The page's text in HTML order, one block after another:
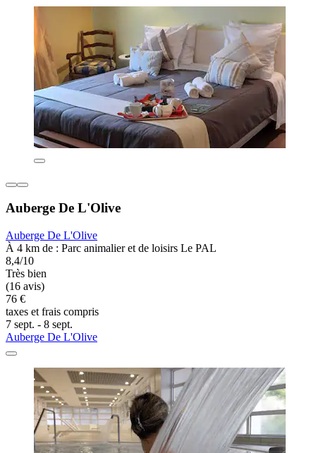
Auberge De L'Olive
Auberge De L'Olive
À 4 km de : Parc animalier et de loisirs Le PAL
8,4/10
Très bien
(16 avis)
76 €
taxes et frais compris
7 sept. - 8 sept.
Auberge De L'Olive